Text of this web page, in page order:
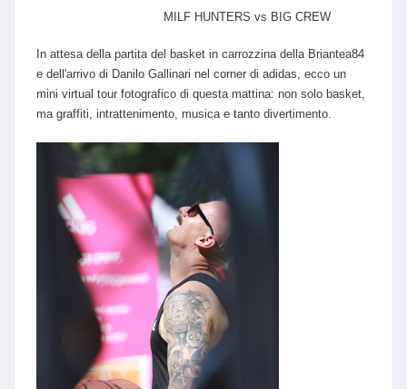
MILF HUNTERS vs BIG CREW
In attesa della partita del basket in carrozzina della Briantea84
e dell'arrivo di Danilo Gallinari nel corner di adidas, ecco un
mini virtual tour fotografico di questa mattina: non solo basket,
ma graffiti, intrattenimento, musica e tanto divertimento.